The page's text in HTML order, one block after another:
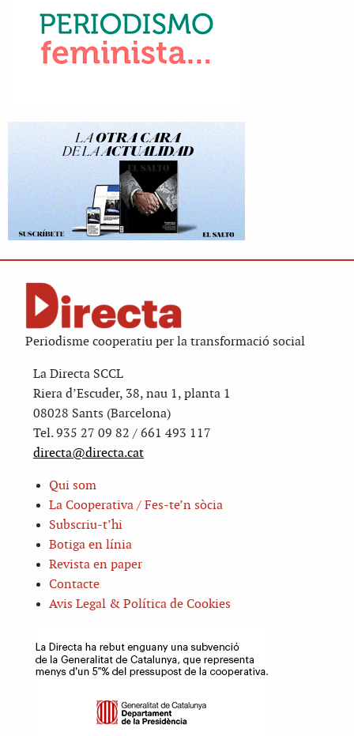
Periodisme cooperatiu per la transformació social
La Directa SCCL
Riera d’Escuder, 38, nau 1, planta 1
08028 Sants (Barcelona)
Tel. 935 27 09 82 / 661 493 117
directa@directa.cat
Qui som
La Cooperativa / Fes-te’n sòcia
Subscriu-t’hi
Botiga en línia
Revista en paper
Contacte
Avis Legal & Política de Cookies